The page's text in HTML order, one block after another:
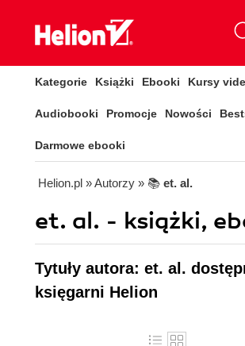
Kategorie Książki Ebooki Kursy
Audiobooki Promocje Nowości
Darmowe ebooki
Helion.pl » Autorzy » 📚 et. al.
et. al. - książki,
Tytuły autora: et. al.
księgarni Helion